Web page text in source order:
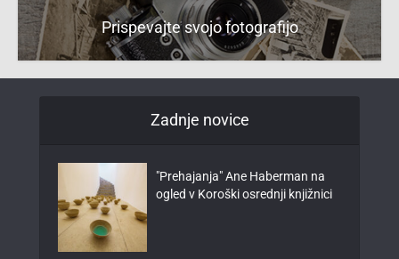
Prispevajte svojo fotografijo
Zadnje novice
"Prehajanja" Ane Haberman na
ogled v Koroški osrednji knjižnici